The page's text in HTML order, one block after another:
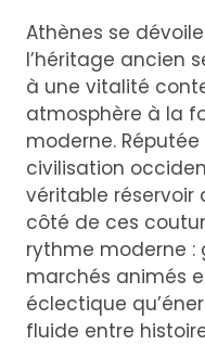
Athènes se
l’héritage ancien
à une vitalité
atmosphère à la
moderne.
civilisation
véritable réservoir
côté de ces
rythme moderne :
marchés animés
éclectique
fluide entre